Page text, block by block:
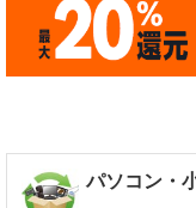
パソコン・